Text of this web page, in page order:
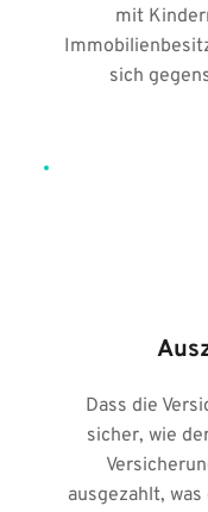
mit
sich
Dass die
sicher, wie
ausgezahlt,